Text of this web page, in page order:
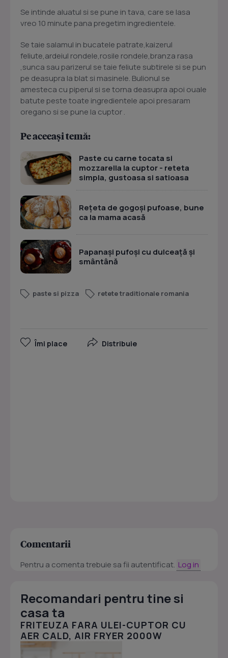
Se intinde aluatul si se pune in tava, care se lasa
vreo 10 minute pana pregetim ingredientele.
Se taie salamul in bucatele patrate,kaizerul
feliute,ardeiul rondele,rosile rondele,branza rasa
,sunca sau parizerul se taie feliute subtirele si se pun
pe deasupra la blat si masinele. Bulionul se
amesteca cu piperul si se torna deasupra apoi ouale
batute peste toate ingredientele apoi presaram
oregano si se pune la cuptor .
Pe aceeași temă:
Paste cu carne tocata si
mozzarella la cuptor - reteta
simpla, gustoasa si satioasa
Rețeta de gogoși pufoase, bune
ca la mama acasă
Papanași pufoși cu dulceață și
smântână
paste si pizza retete traditionale romania
Îmi place Distribuie
Comentarii
Pentru a comenta trebuie sa fii autentificat. Log in
Recomandari pentru tine si
casa ta
FRITEUZA FARA ULEI-CUPTOR CU
AER CALD, AIR FRYER 2000W